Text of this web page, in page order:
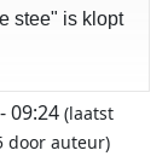
stee" is klopt
09:24 (laatst
door auteur)